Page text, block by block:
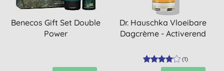
Benecos Gift Set Double
Power
Dr. Hauschka Vloeibare
Dagcrème - Activerend
(1)